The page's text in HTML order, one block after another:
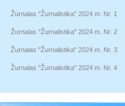
Žurnalas "Žurnalistika" 2024 m. Nr. 1
Žurnalas "Žurnalistika" 2024 m. Nr. 2
Žurnalas "Žurnalistika" 2024 m. Nr. 3
Žurnalas "Žurnalistika" 2024 m. Nr. 4